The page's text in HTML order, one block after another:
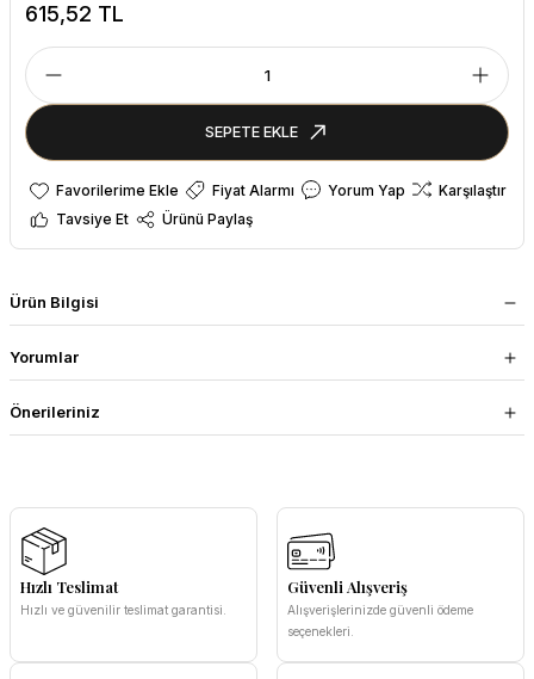
615,52 TL
SEPETE EKLE
Fiyat Alarmı Yorum Yap
Karşılaştır
Tavsiye Et
Ürünü Paylaş
Ürün Bilgisi
Yorumlar
Önerileriniz
Hızlı Teslimat
Hızlı ve güvenilir teslimat garantisi.
Güvenli Alışveriş
Alışverişlerinizde güvenli ödeme
seçenekleri.